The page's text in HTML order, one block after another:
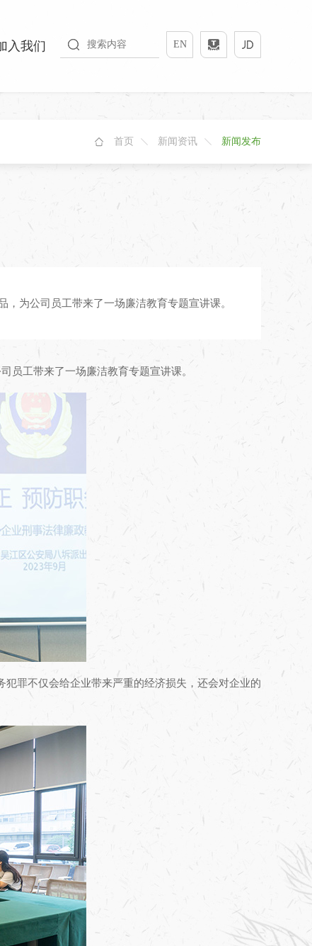
EN
入我们
首页 新闻资讯 新闻发布
为公司员工带来了一场廉洁教育专题宣讲课。
员工带来了一场廉洁教育专题宣讲课。
罪不仅会给企业带来严重的经济损失，还会对企业的